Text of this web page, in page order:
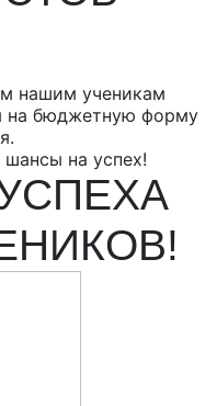
нашим ученикам
на бюджетную форму
на успех!